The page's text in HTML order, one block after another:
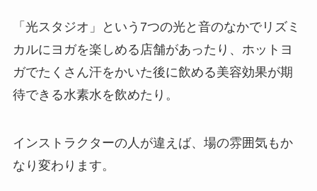
「光スタジオ」
という7つの光と音のなかでリズミ
カルにヨガを楽しめる店舗があったり、ホットヨ
ガでたくさん汗をかいた後に飲める美容効果が期
待できる水素水を飲めたり。
インストラクターの人が違えば、場の雰囲気もか
なり変わります。